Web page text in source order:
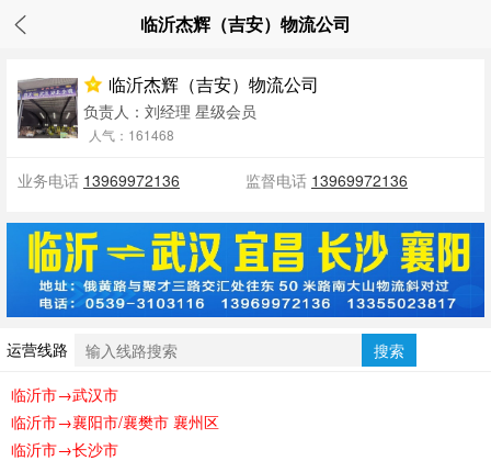
临沂杰辉（吉安）物流公司
临沂杰辉（吉安）物流公司
负责人：刘经理 星级会员
人气：161468
业务电话 13969972136 监督电话 13969972136
运营线路 搜索
临沂市→武汉市
临沂市→襄阳市/襄樊市 襄州区
临沂市→长沙市